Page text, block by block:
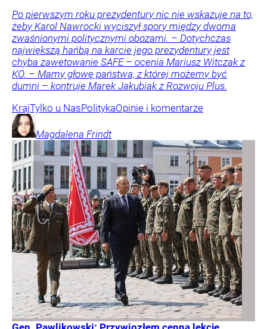
Po pierwszym roku prezydentury nic nie wskazuje na to,
żeby Karol Nawrocki wyciszył spory między dwoma
zwaśnionymi politycznymi obozami. – Dotychczas
największą hańbą na karcie jego prezydentury jest
chyba zawetowanie SAFE – ocenia Mariusz Witczak z
KO. – Mamy głowę państwa, z której możemy być
dumni – kontruje Marek Jakubiak z Rozwoju Plus.
KrajTylko u NasPolitykaOpinie i komentarze
Magdalena Frindt